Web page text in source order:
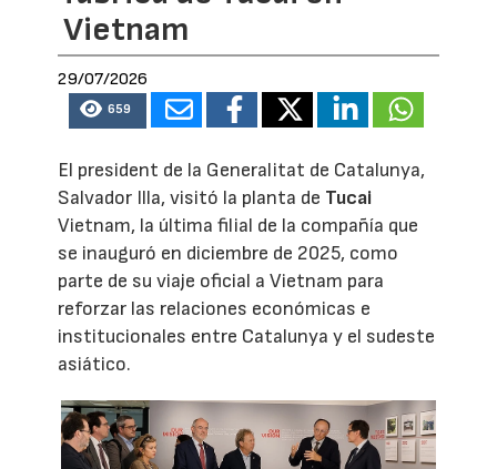
Vietnam
29/07/2026
659
El president de la Generalitat de Catalunya,
Salvador Illa, visitó la planta de Tucai
Vietnam, la última filial de la compañía que
se inauguró en diciembre de 2025, como
parte de su viaje oficial a Vietnam para
reforzar las relaciones económicas e
institucionales entre Catalunya y el sudeste
asiático.